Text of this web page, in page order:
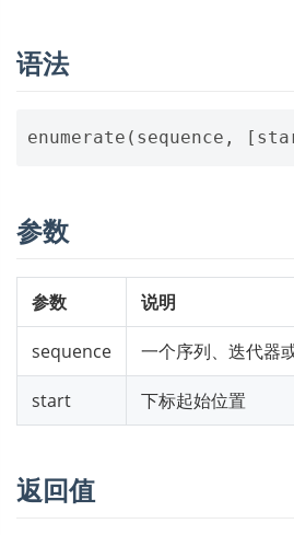
语法
enumerate ( sequence , [
参数
参数 说明
sequence 一个序列、迭代器
start 下标起始位置
返回值